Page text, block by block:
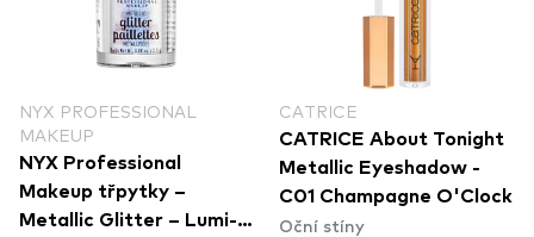
NYX PROFESSIONAL
MAKEUP
NYX Professional
Makeup třpytky –
Metallic Glitter – Lumi-
CATRICE
CATRICE About Tonight
Metallic Eyeshadow -
C01 Champagne O'Clock
Oční stíny